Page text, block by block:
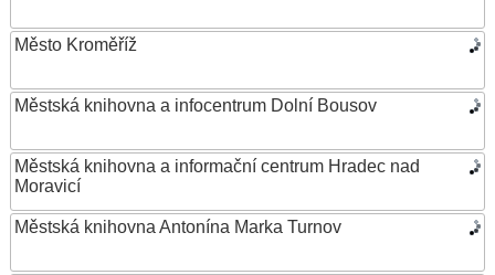
Město Kroměříž
Městská knihovna a infocentrum Dolní Bousov
Městská knihovna a informační centrum Hradec nad
Moravicí
Městská knihovna Antonína Marka Turnov